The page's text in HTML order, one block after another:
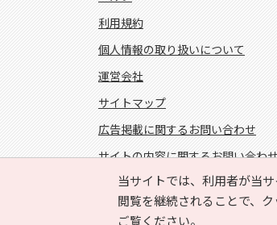
当サイトでは、利用者が当
閲覧を継続されることで、
ご覧ください。
利用規約
個人情報の取り扱いについて
運営会社
サイトマップ
広告掲載に関するお問い合わせ
サイトの内容に関するお問い合わ
FOLLOW US!